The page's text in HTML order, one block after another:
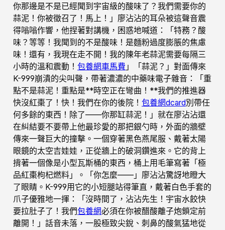
你那邊是不是已經聞到宇宙級的酸味了？我們需要你的
蒜泥！你被徵召了！馬上！」廖沾沾的耳朵被這聲音震
得嗡嗡作響，他捏著對講機，困惑地喊道：「特務？酸
味？等等！我聞到的不是酸味！是麵粉過度膨脹的焦慮
味！還有，我現在走不開！我的陳年老蒜泥需要每隔三
小時的溫和震動！ 包養網車馬費 」「蒜泥？」對面傳來
K-999崩潰的尖叫聲，帶著濃濃的中藥味電子雜音：「重
點不是蒜泥！重點是**時空正在彎曲！**我們的推進器
快沒紅棗了！快！我們在你的後院！ 包養網dcard別帶任
何多餘的東西！除了——你那缸蒜泥！」就在廖沾沾還
在糾結要不要帶上他最珍愛的那把銀勺時，外面的牆壁
傳來一聲巨大的撞擊。一個穿著黑色燕尾服、戴著太陽
眼鏡的太空吉娃娃，正從牆上的破洞鑽進來。它的背上
揹著一個像是小型瓦斯桶的東西，桶上用毛筆寫著「極
品紅棗枸杞燃料」。「你怎麼——」廖沾沾驚訝地瞪大
了眼睛。K-999用它的小短腿站得筆直，戴著白色手套的
爪子優雅地一揮：「沒時間了，沾沾先生！宇宙水餃快
要拉肚子了！我們包養網必須在你被醋酸離子炮鎖定前
離開！」話音未落，一股極致尖銳、刺鼻的酸氣猛地從